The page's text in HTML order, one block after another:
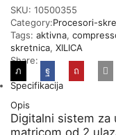
SKU: 10500355
Category:Procesori-
Tags: aktivna,
skretnica, XILICA
Share:
Specifikacija
Opis
Digitalni sistem za